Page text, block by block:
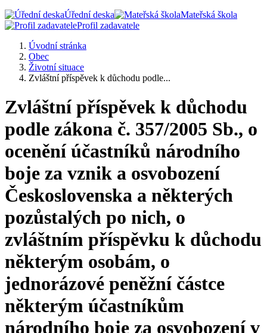
Úřední deska
Mateřská škola
Profil zadavatele
Úvodní stránka
Obec
Životní situace
Zvláštní příspěvek k důchodu podle...
Zvláštní příspěvek k důchodu
podle zákona č. 357/2005 Sb., o
ocenění účastníků národního
boje za vznik a osvobození
Československa a některých
pozůstalých po nich, o
zvláštním příspěvku k důchodu
některým osobám, o
jednorázové peněžní částce
některým účastníkům
národního boje za osvobození v